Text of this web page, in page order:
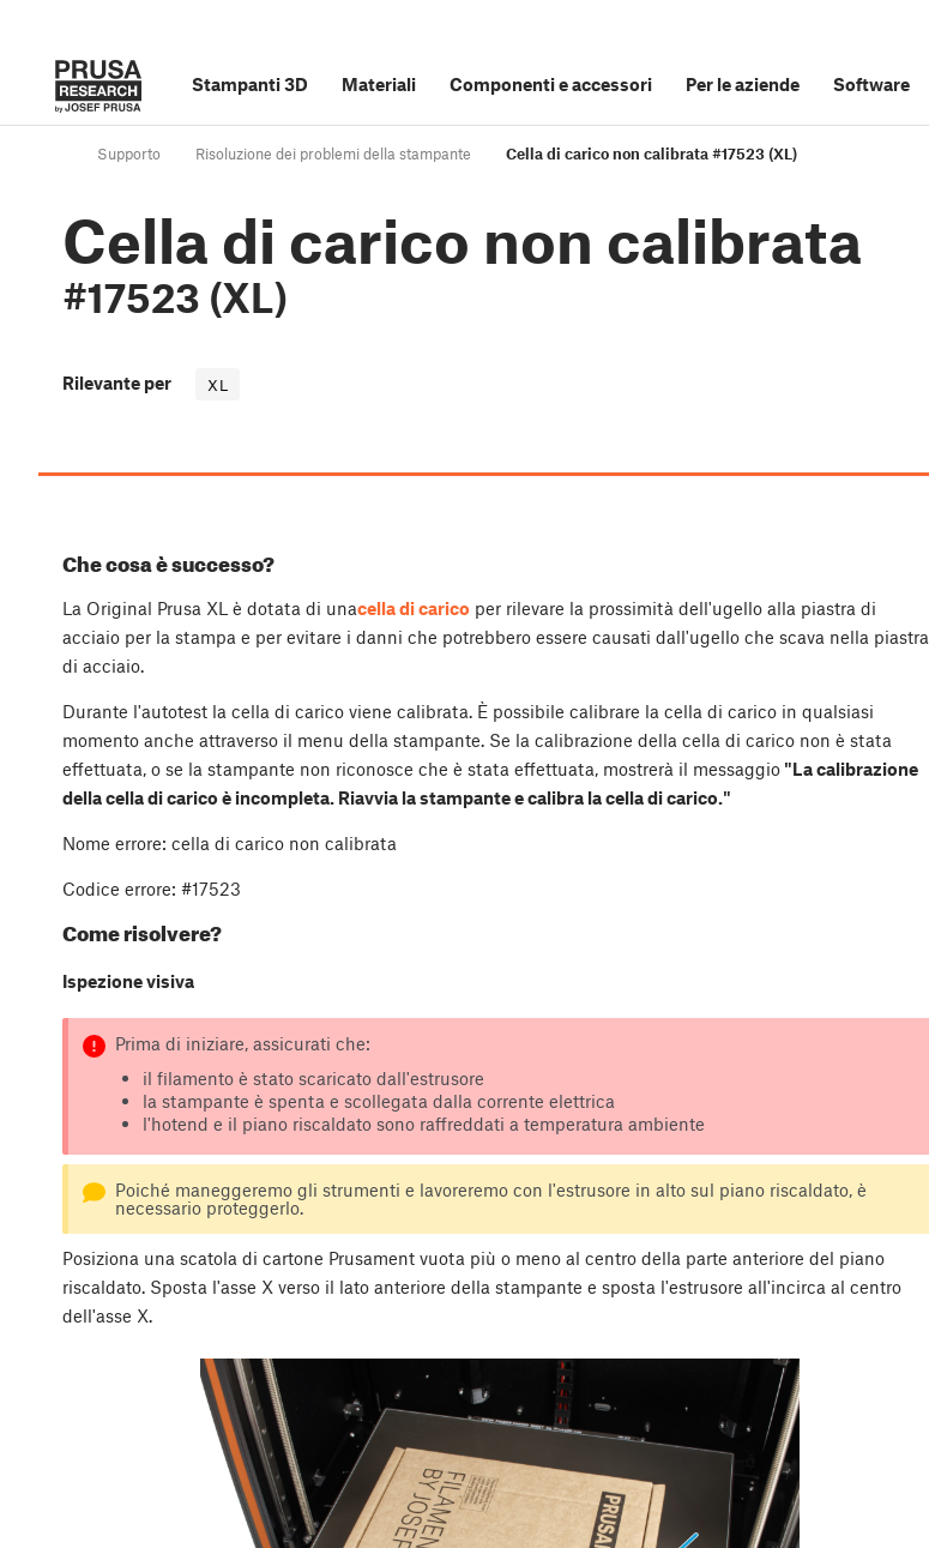
Stampanti 3D Materiali Componenti e accessori Per le aziende Software
Supporto Risoluzione dei problemi della stampante Cella di carico non calibrata #17523 (XL)
Cella di carico non calibrata
#17523 (XL)
Rilevante per XL
Che cosa è successo?
La Original Prusa XL è dotata di unacella di carico per rilevare la prossimità dell'ugello alla piastra di
acciaio per la stampa e per evitare i danni che potrebbero essere causati dall'ugello che scava nella piastra
di acciaio.
Durante l'autotest la cella di carico viene calibrata. È possibile calibrare la cella di carico in qualsiasi
momento anche attraverso il menu della stampante. Se la calibrazione della cella di carico non è stata
effettuata, o se la stampante non riconosce che è stata effettuata, mostrerà il messaggio "La calibrazione
della cella di carico è incompleta. Riavvia la stampante e calibra la cella di carico."
Nome errore: cella di carico non calibrata
Codice errore: #17523
Come risolvere?
Ispezione visiva
Prima di iniziare, assicurati che:
il filamento è stato scaricato dall'estrusore
la stampante è spenta e scollegata dalla corrente elettrica
l'hotend e il piano riscaldato sono raffreddati a temperatura ambiente
Poiché maneggeremo gli strumenti e lavoreremo con l'estrusore in alto sul piano riscaldato, è
necessario proteggerlo.
Posiziona una scatola di cartone Prusament vuota più o meno al centro della parte anteriore del piano
riscaldato. Sposta l'asse X verso il lato anteriore della stampante e sposta l'estrusore all'incirca al centro
dell'asse X.